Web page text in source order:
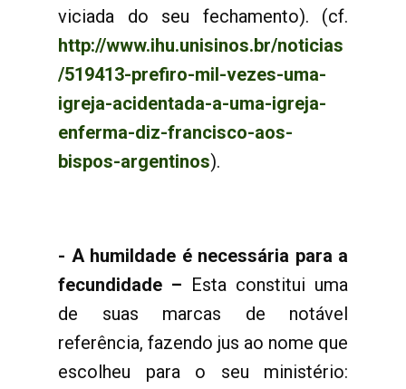
viciada do seu fechamento). (cf.
http://www.ihu.unisinos.br/noticias
/519413-prefiro-mil-vezes-uma-
igreja-acidentada-a-uma-igreja-
enferma-diz-francisco-aos-
bispos-argentinos).
- A humildade é necessária para a
fecundidade – Esta constitui uma
de suas marcas de notável
referência, fazendo jus ao nome que
escolheu para o seu ministério: